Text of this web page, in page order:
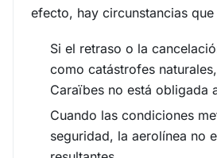
efecto, hay circunstancias
Si el retraso o la
como catástrofes
Caraïbes no está obligada
Cuando las condiciones
seguridad, la aerolínea no